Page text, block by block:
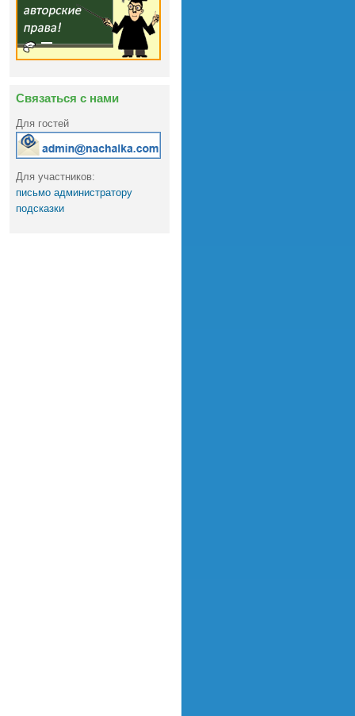
Связаться с нами
Для гостей
Для участников:
письмо администратору
подсказки